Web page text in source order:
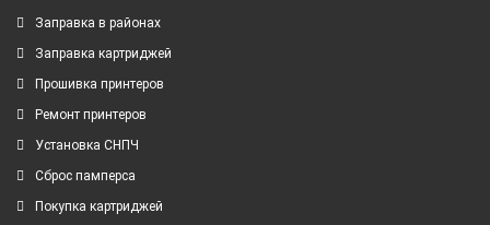
Заправка в районах
Заправка картриджей
Прошивка принтеров
Ремонт принтеров
Установка СНПЧ
Сброс памперса
Покупка картриджей